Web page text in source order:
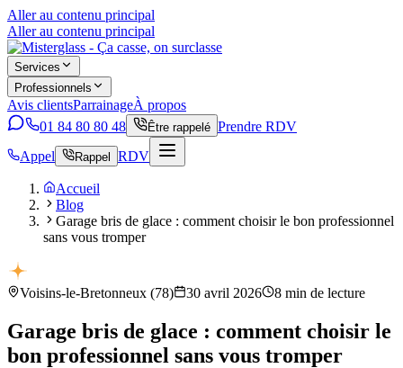
Aller au contenu principal
Aller au contenu principal
Services
Professionnels
Avis clientsParrainageÀ propos
01 84 80 80 48
Être rappelé Prendre RDV
Appel
Rappel RDV
Accueil
Blog
Garage bris de glace : comment choisir le bon professionnel
sans vous tromper
Voisins-le-Bretonneux (78) 30 avril 2026 8 min de lecture
Garage bris de glace : comment choisir le
bon professionnel sans vous tromper